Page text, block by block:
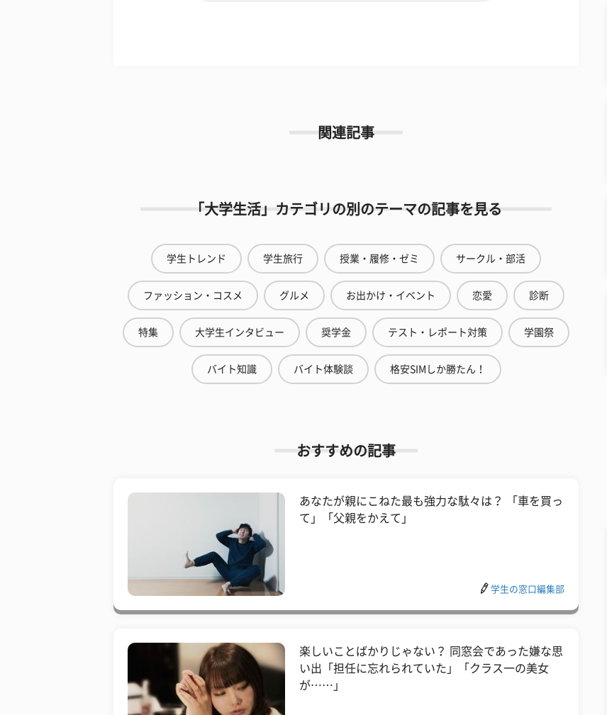
関連記事
「大学生活」カテゴリの別のテーマの記事を見る
学生トレンド 学生旅行 授業・履修・ゼミ サークル・部活
ファッション・コスメ グルメ お出かけ・イベント 恋愛 診断
特集 大学生インタビュー 奨学金 テスト・レポート対策 学園祭
バイト知識 バイト体験談 格安SIMしか勝たん！
おすすめの記事
あなたが親にこねた最も強力な駄々は？ 「車を買っ
て」「父親をかえて」
学生の窓口編集部
楽しいことばかりじゃない？ 同窓会であった嫌な思
い出「担任に忘れられていた」「クラス一の美女
が……」